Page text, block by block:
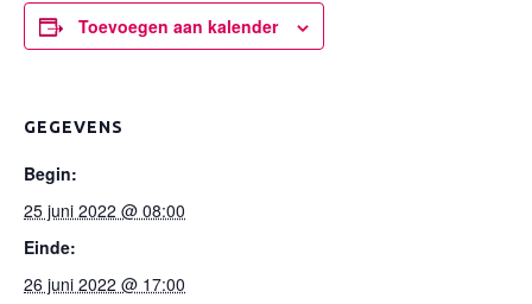
Toevoegen aan kalender
GEGEVENS
Begin:
25 juni 2022 @ 08:00
Einde:
26 juni 2022 @ 17:00